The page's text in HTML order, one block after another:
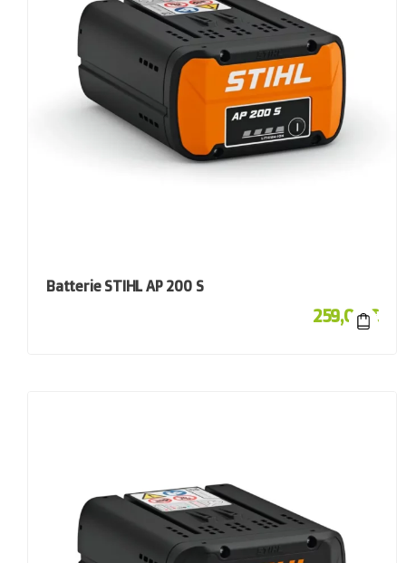
Batterie STIHL AP 200 S
259,00€